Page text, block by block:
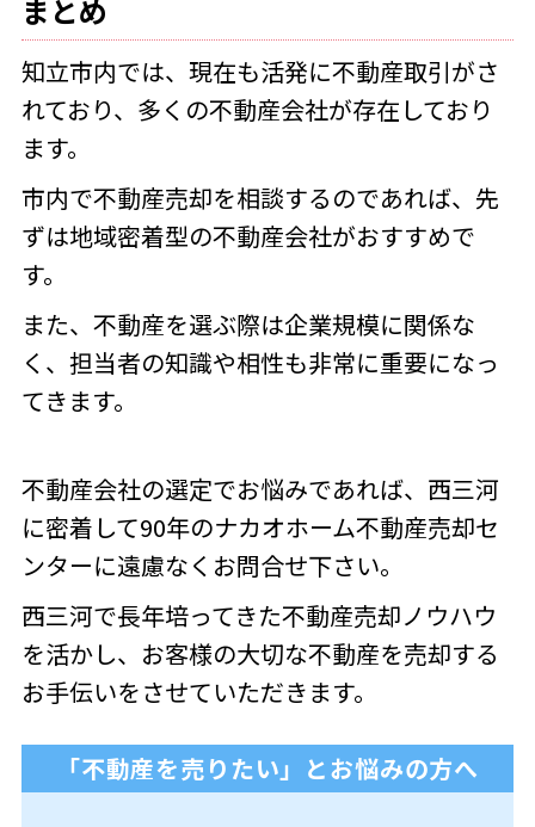
まとめ
知立市内では、現在も活発に不動産取引がさ
れており、多くの不動産会社が存在しており
ます。
市内で不動産売却を相談するのであれば、先
ずは地域密着型の不動産会社がおすすめで
す。
また、不動産を選ぶ際は企業規模に関係な
く、担当者の知識や相性も非常に重要になっ
てきます。
不動産会社の選定でお悩みであれば、 西三河
に密着して90年のナカオホーム不動産売却セ
ンターに遠慮なくお問合せ下さい。
西三河で長年培ってきた不動産売却ノウハウ
を活かし、お客様の大切な不動産を売却する
お手伝いをさせていただきます。
「不動産を売りたい」とお悩みの方へ